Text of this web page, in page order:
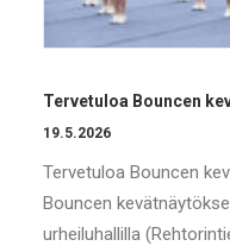
Tervetuloa Bouncen
19.5.2026
Tervetuloa Bouncen
Bouncen
urheiluhallilla